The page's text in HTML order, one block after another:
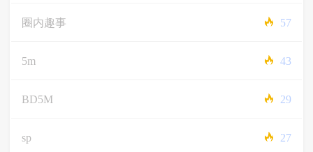
圈内趣事 57
5m 43
BD5M 29
sp 27